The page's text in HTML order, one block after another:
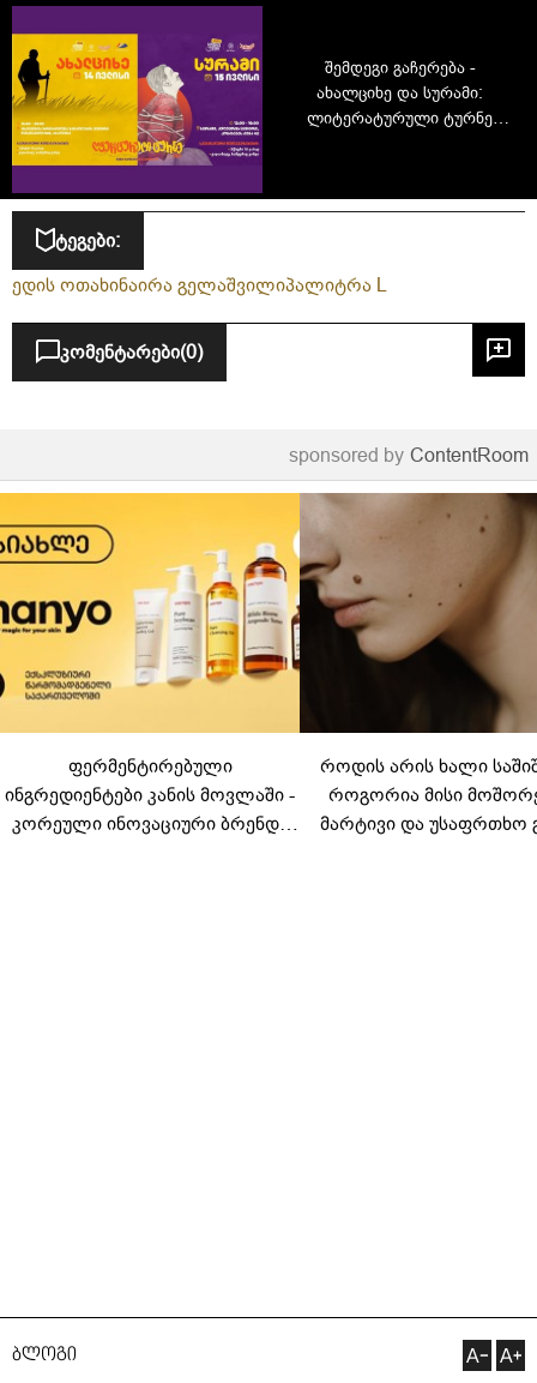
შემდეგი გაჩერება -
ახალციხე და სურამი:
ლიტერატურული ტურნე
ტეგები:
ედის ოთახინაირა გელაშვილიპალიტრა L
კომენტარები(0)
sponsored by ContentRoom
ფერმენტირებული
ინგრედიენტები კანის მოვლაში -
კორეული ინოვაციური ბრენდი
როდის არის ხალი
როგორია მისი
მარტივი და უსაფრთხო
ბლოგი